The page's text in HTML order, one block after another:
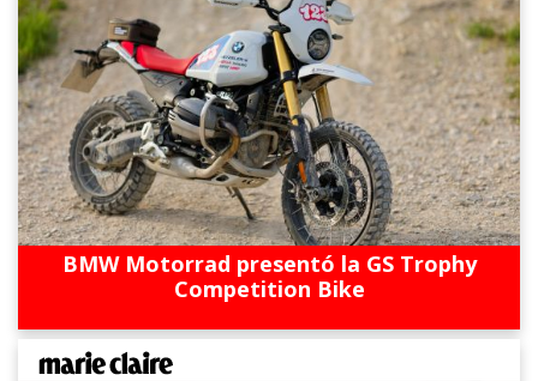
BMW Motorrad presentó la GS Trophy
Competition Bike